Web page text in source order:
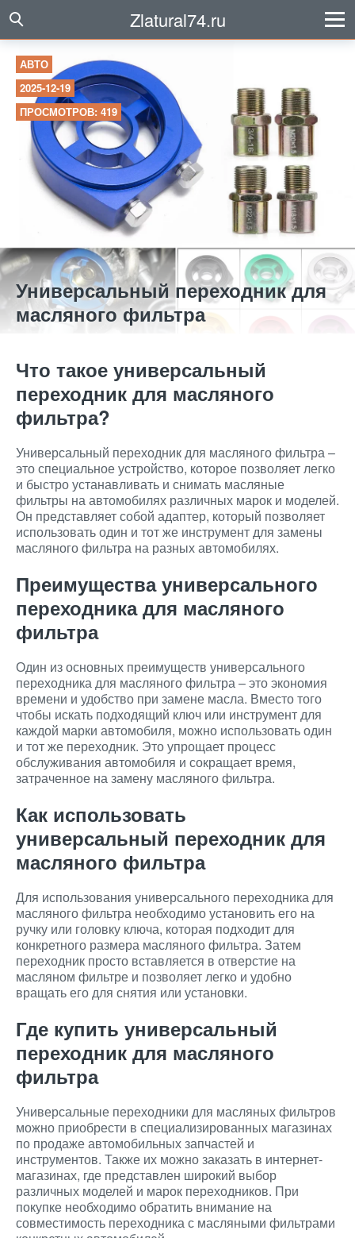
Zlatural74.ru
АВТО
2025-12-19
ПРОСМОТРОВ: 419
Универсальный переходник для
масляного фильтра
Что такое универсальный
переходник для масляного
фильтра?
Универсальный переходник для масляного фильтра –
это специальное устройство, которое позволяет легко
и быстро устанавливать и снимать масляные
фильтры на автомобилях различных марок и моделей.
Он представляет собой адаптер, который позволяет
использовать один и тот же инструмент для замены
масляного фильтра на разных автомобилях.
Преимущества универсального
переходника для масляного
фильтра
Один из основных преимуществ универсального
переходника для масляного фильтра – это экономия
времени и удобство при замене масла. Вместо того
чтобы искать подходящий ключ или инструмент для
каждой марки автомобиля, можно использовать один
и тот же переходник. Это упрощает процесс
обслуживания автомобиля и сокращает время,
затраченное на замену масляного фильтра.
Как использовать
универсальный переходник для
масляного фильтра
Для использования универсального переходника для
масляного фильтра необходимо установить его на
ручку или головку ключа, которая подходит для
конкретного размера масляного фильтра. Затем
переходник просто вставляется в отверстие на
масляном фильтре и позволяет легко и удобно
вращать его для снятия или установки.
Где купить универсальный
переходник для масляного
фильтра
Универсальные переходники для масляных фильтров
можно приобрести в специализированных магазинах
по продаже автомобильных запчастей и
инструментов. Также их можно заказать в интернет-
магазинах, где представлен широкий выбор
различных моделей и марок переходников. При
покупке необходимо обратить внимание на
совместимость переходника с масляными фильтрами